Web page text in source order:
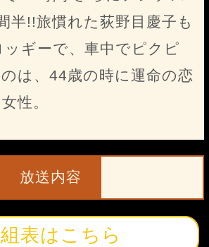
半!!旅慣れた荻野目慶子も
ギーで、車中でピクピ
は、44歳の時に運命の恋
性。
放送内容
表はこちら